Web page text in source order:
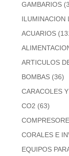
GAMBARIOS
ILUMINACION
ACUARIOS
ARTICULOS
BOMBAS (36)
CARACOLES
CO2 (63)
CORALES E
EQUIPOS